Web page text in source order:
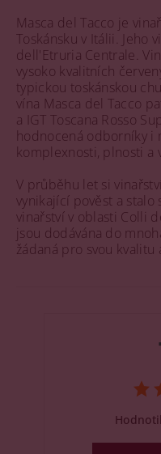
Masca del Tacco je
Toskánsku v Itálii. Jeho
dell'Etruria Centrale.
vysoko kvalitních
typickou toskánskou
vína Masca del Tacco
a IGT Toscana Rosso
hodnocená odborníky i
komplexnosti, plnosti a
V průběhu let si
vynikající pověst a stalo
vinařství v oblasti Colli
jsou dodávána do
žádaná pro svou kvalitu